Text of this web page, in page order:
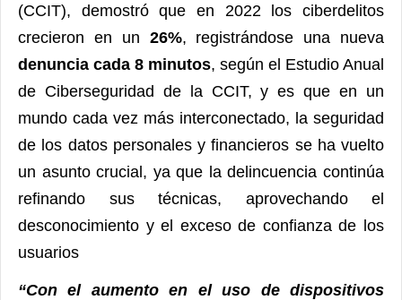
(CCIT), demostró que en 2022 los ciberdelitos
crecieron en un 26%, registrándose una nueva
denuncia cada 8 minutos, según el Estudio Anual
de Ciberseguridad de la CCIT, y es que en un
mundo cada vez más interconectado, la seguridad
de los datos personales y financieros se ha vuelto
un asunto crucial, ya que la delincuencia continúa
refinando sus técnicas, aprovechando el
desconocimiento y el exceso de confianza de los
usuarios
“Con el aumento en el uso de dispositivos